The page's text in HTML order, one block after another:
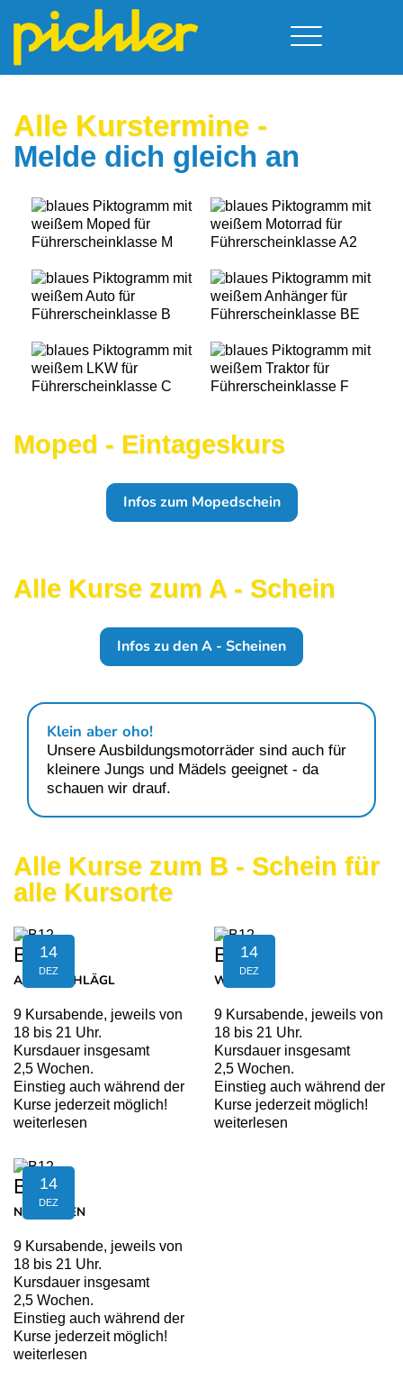
Moped
A - Scheine + Code 111
B - Scheine
C - Schein
F - Schein
Team
Kursorte
Neufelden
Aigen-Schlägl
Service
Downloads
Kontakt
Alle Kurster­mine -
Melde dich gleich an
Moped - Eintageskurs
Infos zum Mopedschein
Alle Kurse zum A - Schein
Infos zu den A - Scheinen
Klein aber oho!
Unsere Ausbildungsmotorräder sind auch für
kleinere Jungs und Mädels geeignet - da
schauen wir drauf.
Alle Kurse zum B - Schein für
alle Kursorte
14
DEZ
B12
AIGEN-SCHLÄGL
9 Kursabende, jeweils von
18 bis 21 Uhr.
Kursdauer insgesamt
2,5 Wochen.
Einstieg auch während der
Kurse jederzeit möglich!
weiterlesen
14
DEZ
B12
WALDING
9 Kursabende, jeweils von
18 bis 21 Uhr.
Kursdauer insgesamt
2,5 Wochen.
Einstieg auch während der
Kurse jederzeit möglich!
weiterlesen
14
DEZ
B12
NEUFELDEN
9 Kursabende, jeweils von
18 bis 21 Uhr.
Kursdauer insgesamt
2,5 Wochen.
Einstieg auch während der
Kurse jederzeit möglich!
weiterlesen